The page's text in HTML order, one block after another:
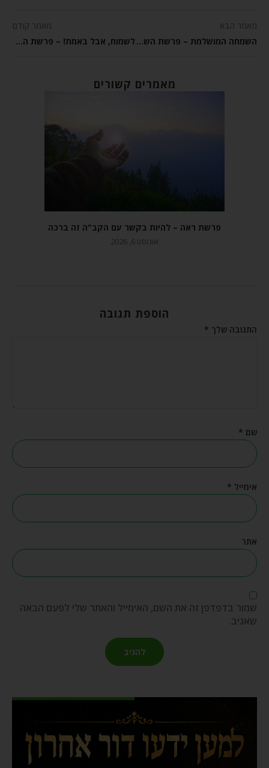
מאמר הבא
השמחה המושלמת – פרשת השבוע שמיני
מאמר קודם
לשמוח, אבל באמת! – פרשת השבוע שמיני
מאמרים קשורים
פרשת ראה – להיות בקשר עם הקב"ה זה ברכה
אוגוסט 6, 2026
הוספת תגובה
התגובה שלך *
שם *
אימייל *
אתר
שמור בדפדפן זה את השם, האימייל והאתר שלי לפעם הבאה
שאגיב.